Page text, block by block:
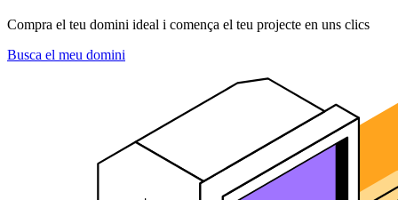
Compra el teu domini ideal i comença el teu projecte en uns clics
Busca el meu domini